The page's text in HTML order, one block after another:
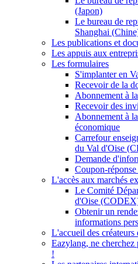
(Japon)
Le bureau de
Shanghai
Les publications et
Les appuis aux
Les formulaires
S'implanter en
Recevoir de la
Abonnement à
Recevoir des
Abonnement à
économique
Carrefour
du Val d'Oise
Demande
Coupon-
L'accès aux marchés
Le Comité
d'Oise
Obtenir un
informations
L'accueil des créateurs
Eazylang, ne
!